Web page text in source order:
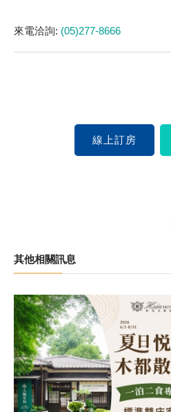
來電洽詢: (05)277-8666
線上訂房
其他相關訊息